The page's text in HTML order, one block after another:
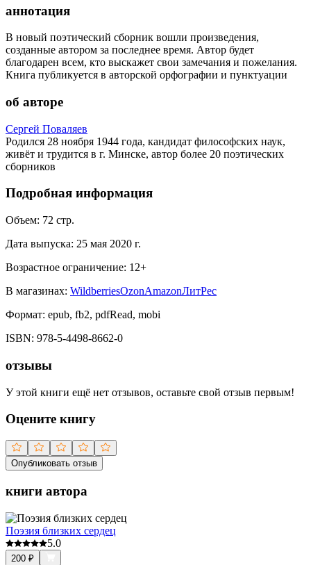
аннотация
В новый поэтический сборник вошли произведения,
созданные автором за последнее время. Автор будет
благодарен всем, кто выскажет свои замечания и пожелания.
Книга публикуется в авторской орфографии и пунктуации
об авторе
Сергей Поваляев
Родился 28 ноября 1944 года, кандидат философских наук,
живёт и трудится в г. Минске, автор более 20 поэтических
сборников
Подробная информация
Объем: 72 стр.
Дата выпуска: 25 мая 2020 г.
Возрастное ограничение: 12+
В магазинах: WildberriesOzonAmazonЛитРес
Формат: epub, fb2, pdfRead, mobi
ISBN: 978-5-4498-8662-0
отзывы
У этой книги ещё нет отзывов, оставьте свой отзыв первым!
Оцените книгу
Опубликовать отзыв
книги автора
Поэзия близких сердец
5.0
200 ₽